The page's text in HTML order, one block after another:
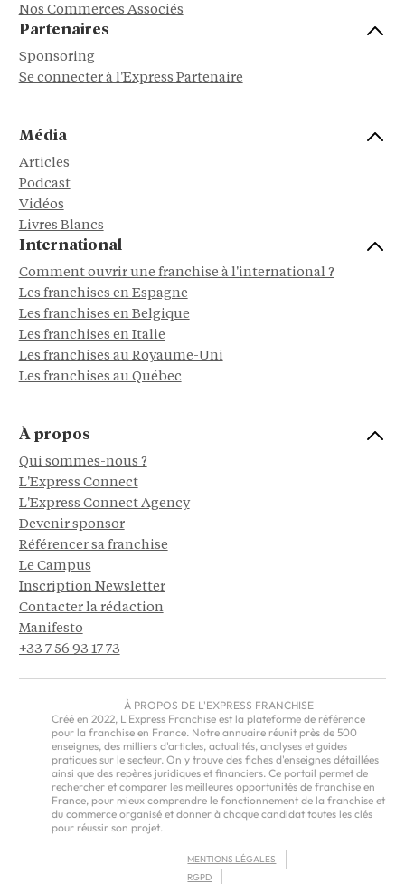
Nos Commerces Associés
Partenaires
Sponsoring
Se connecter à l'Express Partenaire
Média
Articles
Podcast
Vidéos
Livres Blancs
International
Comment ouvrir une franchise à l'international ?
Les franchises en Espagne
Les franchises en Belgique
Les franchises en Italie
Les franchises au Royaume-Uni
Les franchises au Québec
À propos
Qui sommes-nous ?
L'Express Connect
L'Express Connect Agency
Devenir sponsor
Référencer sa franchise
Le Campus
Inscription Newsletter
Contacter la rédaction
Manifesto
+33 7 56 93 17 73
À PROPOS DE L'EXPRESS FRANCHISE
Créé en 2022, L'Express Franchise est la plateforme de référence
pour la franchise en France. Notre annuaire réunit près de 500
enseignes, des milliers d'articles, actualités, analyses et guides
pratiques sur le secteur. On y trouve des fiches d'enseignes détaillées
ainsi que des repères juridiques et financiers. Ce portail permet de
rechercher et comparer les meilleures opportunités de franchise en
France, pour mieux comprendre le fonctionnement de la franchise et
du commerce organisé et donner à chaque candidat toutes les clés
pour réussir son projet.
MENTIONS LÉGALES
RGPD